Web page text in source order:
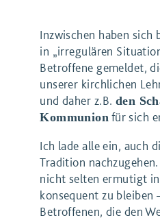
Inzwischen haben sich
in „irregulären
Betroffene gemeldet,
unserer kirchlichen
und daher z.B. den
Kommunion für sich
Ich lade alle ein, auch
Tradition
nicht selten ermutigt in
konsequent zu bleiben
Betroffenen, die den